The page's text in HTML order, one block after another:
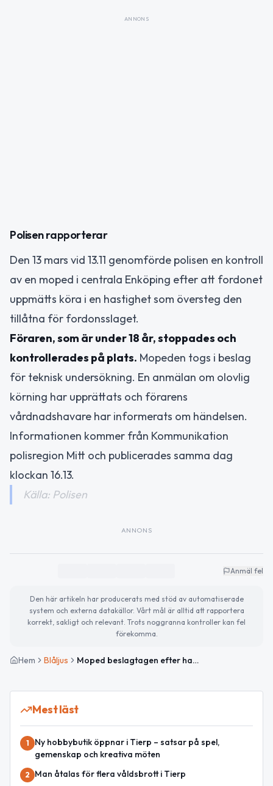
ANNONS
Polisen rapporterar
Den 13 mars vid 13.11 genomförde polisen en kontroll
av en moped i centrala Enköping efter att fordonet
uppmätts köra i en hastighet som översteg den
tillåtna för fordonsslaget.
Föraren, som är under 18 år, stoppades och
kontrollerades på plats. Mopeden togs i beslag
för teknisk undersökning. En anmälan om olovlig
körning har upprättats och förarens
vårdnadshavare har informerats om händelsen.
Informationen kommer från Kommunikation
polisregion Mitt och publicerades samma dag
klockan 16.13.
Källa: Polisen
ANNONS
Anmäl fel
Den här artikeln har producerats med stöd av automatiserade
system och externa datakällor. Vårt mål är alltid att rapportera
korrekt, sakligt och relevant. Trots noggranna kontroller kan fel
förekomma.
Hem Blåljus Moped beslagtagen efter hastighetskontroll i Enköping
Mest läst
1
Ny hobbybutik öppnar i Tierp – satsar på spel,
gemenskap och kreativa möten
2 Man åtalas för flera våldsbrott i Tierp